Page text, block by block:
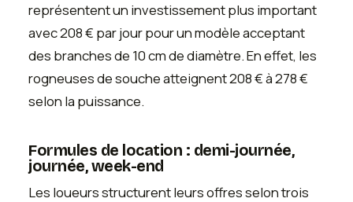
représentent un investissement plus important
avec 208 € par jour pour un modèle acceptant
des branches de 10 cm de diamètre. En effet, les
rogneuses de souche atteignent 208 € à 278 €
selon la puissance.
Formules de location : demi-journée,
journée, week-end
Les loueurs structurent leurs offres selon trois